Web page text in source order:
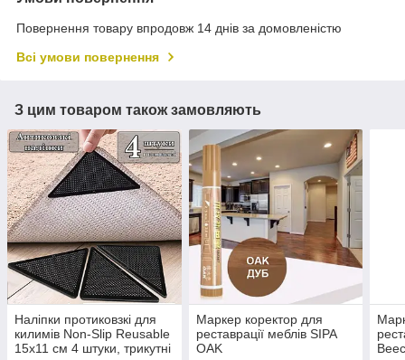
Повернення товару впродовж 14 днів за домовленістю
Всі умови повернення
З цим товаром також замовляють
Наліпки протиковзкі для
килимів Non-Slip Reusable
15х11 см 4 штуки, трикутні
Маркер коректор для
реставрації меблів SIPA
OAK